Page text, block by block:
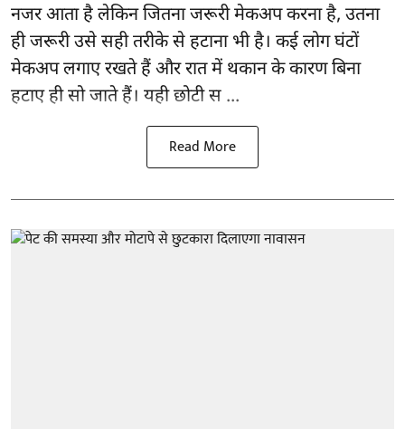
नजर आता है लेकिन जितना जरूरी मेकअप करना है, उतना
ही जरूरी उसे सही तरीके से हटाना भी है। कई लोग घंटों
मेकअप लगाए रखते हैं और रात में थकान के कारण बिना
हटाए ही सो जाते हैं। यही छोटी स ...
Read More